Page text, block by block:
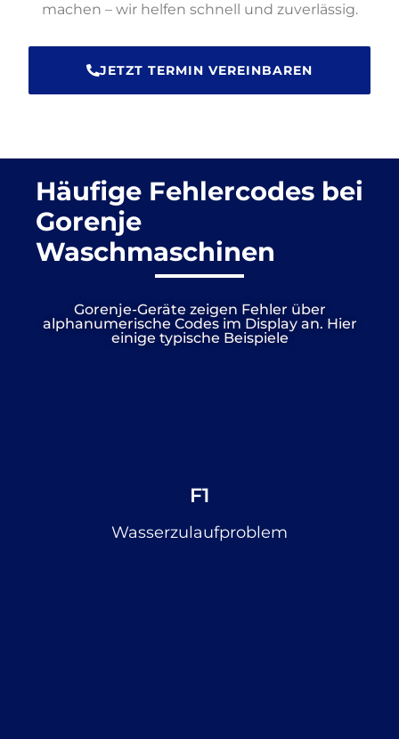
machen – wir helfen schnell und zuverlässig.
JETZT TERMIN VEREINBAREN
Häufige Fehlercodes bei
Gorenje
Waschmaschinen
Gorenje-Geräte zeigen Fehler über
alphanumerische Codes im Display an. Hier
einige typische Beispiele
F1
Wasserzulaufproblem